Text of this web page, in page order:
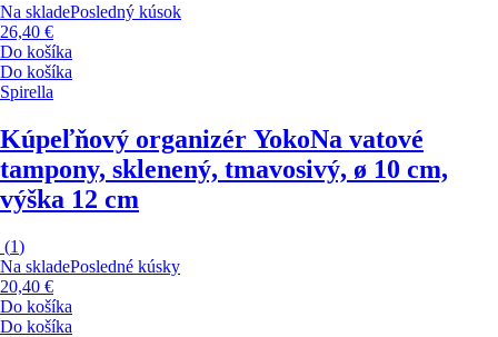
Na skladePosledný kúsok
26,40 €
Do košíka
Do košíka
Spirella
Kúpeľňový organizér YokoNa vatové
tampony, sklenený, tmavosivý, ø 10 cm,
výška 12 cm
(1)
Na skladePosledné kúsky
20,40 €
Do košíka
Do košíka